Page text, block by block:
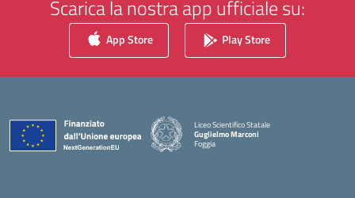
Scarica la nostra app ufficiale su:
App Store Play Store
Liceo Scientifico Statale
Guglielmo Marconi
Foggia
— Visita la pagina iniziale della scuola